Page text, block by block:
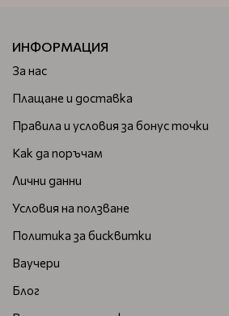
ИНФОРМАЦИЯ
За нас
Плащане и доставка
Правила и условия за бонус точки
Как да поръчам
Лични данни
Условия на ползване
Политика за бисквитки
Ваучери
Блог